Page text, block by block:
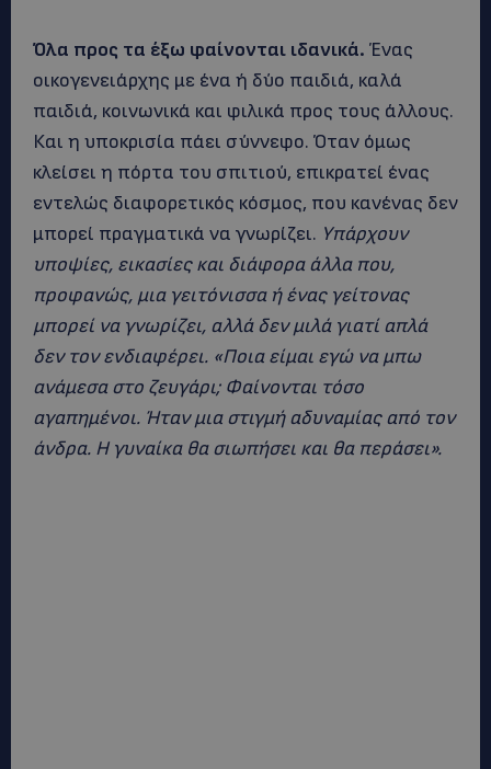
Όλα προς τα έξω φαίνονται ιδανικά. Ένας
οικογενειάρχης με ένα ή δύο παιδιά, καλά
παιδιά, κοινωνικά και φιλικά προς τους άλλους.
Και η υποκρισία πάει σύννεφο. Όταν όμως
κλείσει η πόρτα του σπιτιού, επικρατεί ένας
εντελώς διαφορετικός κόσμος, που κανένας δεν
μπορεί πραγματικά να γνωρίζει. Υπάρχουν
υποψίες, εικασίες και διάφορα άλλα που,
προφανώς, μια γειτόνισσα ή ένας γείτονας
μπορεί να γνωρίζει, αλλά δεν μιλά γιατί απλά
δεν τον ενδιαφέρει. «Ποια είμαι εγώ να μπω
ανάμεσα στο ζευγάρι; Φαίνονται τόσο
αγαπημένοι. Ήταν μια στιγμή αδυναμίας από τον
άνδρα. Η γυναίκα θα σιωπήσει και θα περάσει».